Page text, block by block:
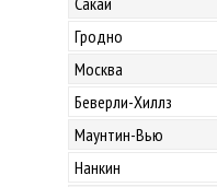
Гродно
Москва
Беверли-Хиллз
Маунтин-Вью
Нанкин